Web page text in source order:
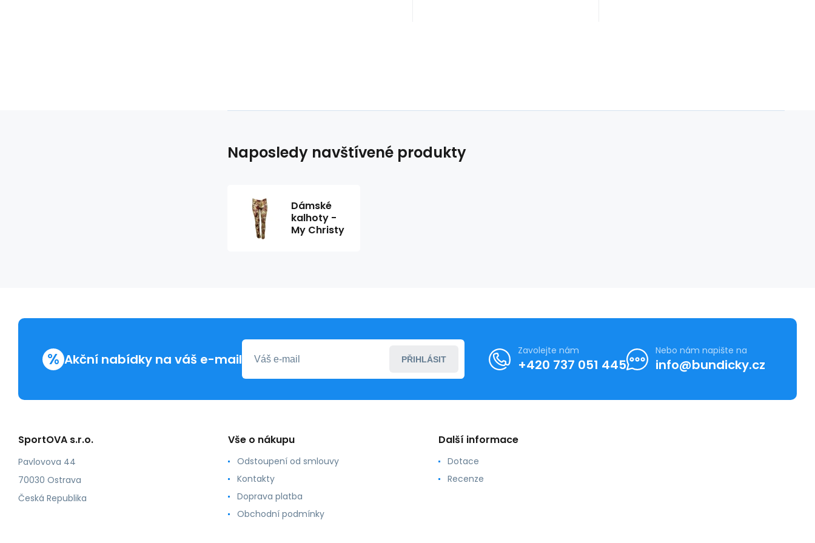
Naposledy navštívené produkty
Dámské
kalhoty -
My Christy
% Akční nabídky na váš e-mail PŘIHLÁSIT
Zavolejte nám
+420 737 051 445
Nebo nám napište na
info@bundicky.cz
SportOVA s.r.o.
Pavlovova 44
70030 Ostrava
Česká Republika
Vše o nákupu
Odstoupení od smlouvy
Kontakty
Doprava platba
Obchodní podmínky
Další informace
Dotace
Recenze